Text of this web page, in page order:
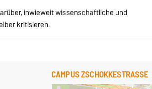
inwieweit wissenschaftliche und
kritisieren.
CAMPUS ZSCHOKKESTRASSE